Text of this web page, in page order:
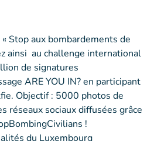
« Stop aux bombardements de
ainsi au challenge international
de signatures
ARE YOU IN? en participant
Objectif : 5000 photos de
réseaux sociaux diffusées grâce
!
du Luxembourg